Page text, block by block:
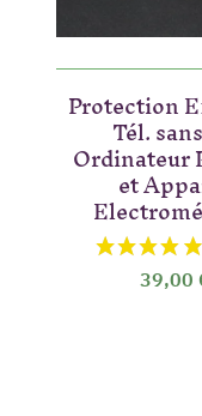
Protection
Tél.
Ordinateur
et
39,00